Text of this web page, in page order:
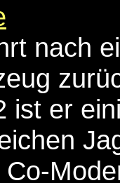
nach
ist er